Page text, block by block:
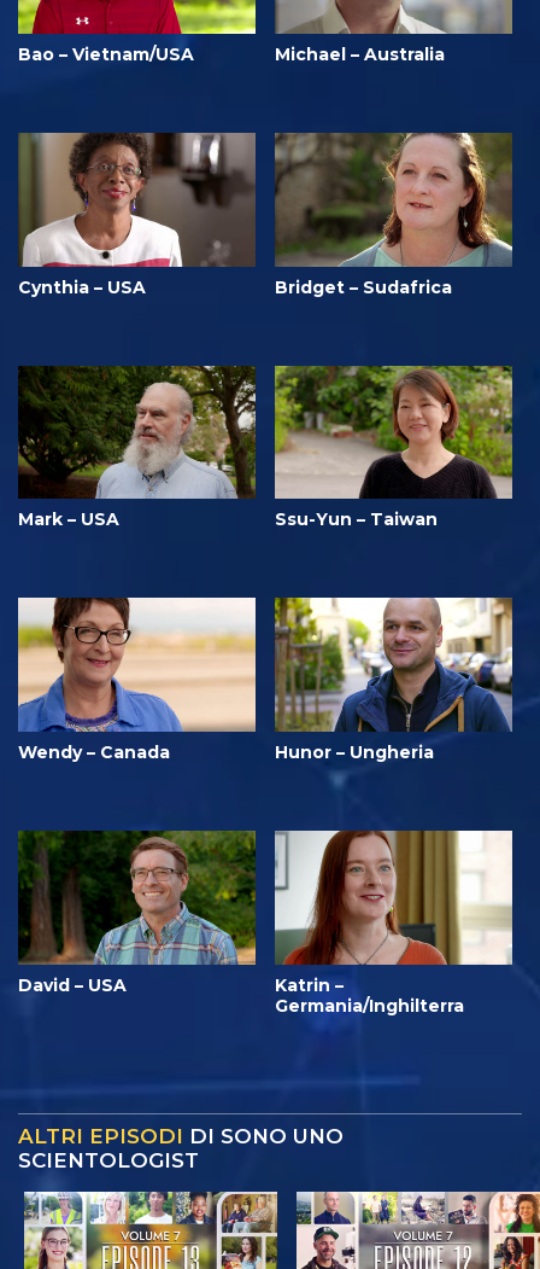
Bao – Vietnam/USA Michael – Australia
Cynthia – USA Bridget – Sudafrica
Mark – USA Ssu-Yun – Taiwan
Wendy – Canada Hunor – Ungheria
David – USA
Katrin –
Germania/Inghilterra
ALTRI EPISODI DI SONO UNO
SCIENTOLOGIST